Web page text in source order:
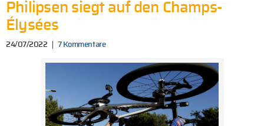
Philipsen siegt auf den Champs-
Élysées
24/07/2022 7 Kommentare